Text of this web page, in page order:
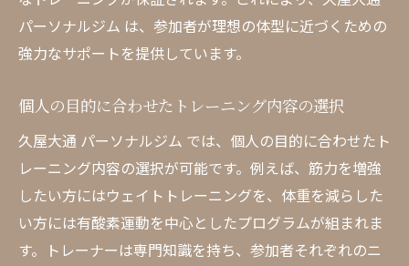
パーソナルジム は、参加者が理想の体型に近づくための
強力なサポートを提供しています。
個人の目的に合わせたトレーニング内容の選択
久屋大通 パーソナルジム では、個人の目的に合わせたト
レーニング内容の選択が可能です。例えば、筋力を増強
したい方にはウェイトトレーニングを、体重を減らした
い方には有酸素運動を中心としたプログラムが組まれま
す。トレーナーは専門知識を持ち、参加者それぞれのニ